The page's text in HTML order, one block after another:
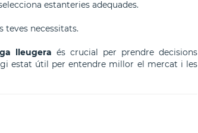
estanteries adequades.
teves necessitats.
lleugera és crucial per prendre decisions
estat útil per entendre millor el mercat i les